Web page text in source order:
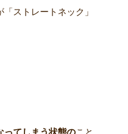
ストレートネック」
ってしまう状態のこと